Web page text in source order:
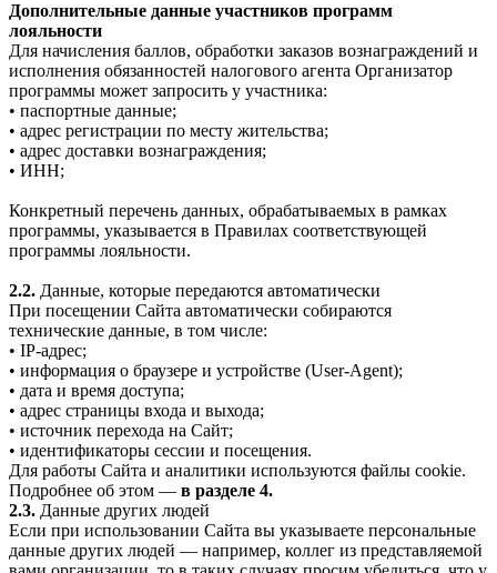
Дополнительные данные участников программ
лояльности
Для начисления баллов, обработки заказов вознаграждений и
исполнения обязанностей налогового агента Организатор
программы может запросить у участника:
• паспортные данные;
• адрес регистрации по месту жительства;
• адрес доставки вознаграждения;
• ИНН;
Конкретный перечень данных, обрабатываемых в рамках
программы, указывается в Правилах соответствующей
программы лояльности.
2.2. Данные, которые передаются автоматически
При посещении Сайта автоматически собираются
технические данные, в том числе:
• IP-адрес;
• информация о браузере и устройстве (User-Agent);
• дата и время доступа;
• адрес страницы входа и выхода;
• источник перехода на Сайт;
• идентификаторы сессии и посещения.
Для работы Сайта и аналитики используются файлы cookie.
Подробнее об этом — в разделе 4.
2.3. Данные других людей
Если при использовании Сайта вы указываете персональные
данные других людей — например, коллег из представляемой